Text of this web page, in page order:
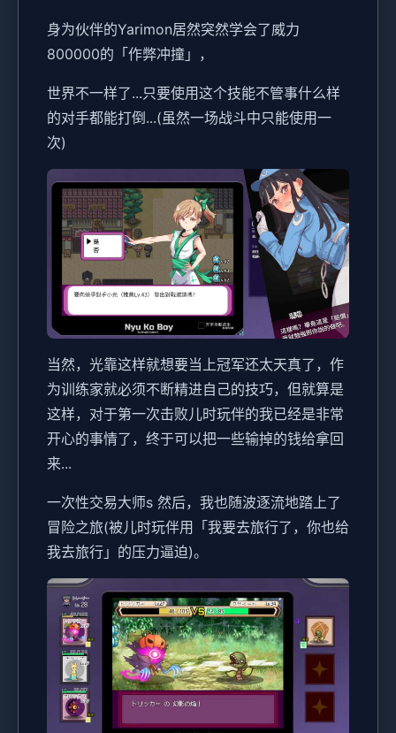
身为伙伴的Yarimon居然突然学会了威力
800000的「作弊冲撞」，
世界不一样了...只要使用这个技能不管事什么样
的对手都能打倒...(虽然一场战斗中只能使用一
次)
当然，光靠这样就想要当上冠军还太天真了，作
为训练家就必须不断精进自己的技巧，但就算是
这样，对于第一次击败儿时玩伴的我已经是非常
开心的事情了，终于可以把一些输掉的钱给拿回
来...
一次性交易大师s 然后，我也随波逐流地踏上了
冒险之旅(被儿时玩伴用「我要去旅行了，你也给
我去旅行」的压力逼迫)。